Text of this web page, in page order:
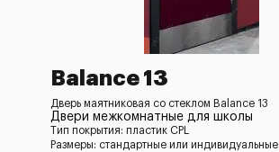
Balance 13
Дверь маятниковая со стеклом Balance 13
Двери межкомнатные для школы
Тип покрытия: пластик CPL
Размеры: стандартные или индивидуальные